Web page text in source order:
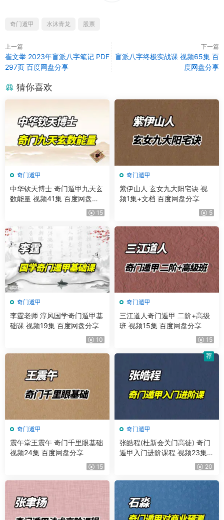
奇门遁甲 水沐青龙 股票
上一篇
崔文举 2023年盲派八字笔记 PDF
297页 百度网盘分享
下一篇
盲派八字终极实战课 视频65集 百
度网盘分享
猜你喜欢
奇门遁甲
中华钦天博士 奇门遁甲九天玄
数能量 视频41集 百度网盘分
15
奇门遁甲
紫伊山人 玄女九大阳宅诀 视
频1集+文档 百度网盘分享
5
奇门遁甲
李霆老师 淳风国学奇门遁甲基
础课 视频19集 百度网盘分享
10
奇门遁甲
三江道人奇门遁甲 二阶+高级
班 视频15集 百度网盘分享
15
奇门遁甲
震午堂王震午 奇门千里眼基础
视频24集 百度网盘分享
15
奇门遁甲
张皓程(杜新会关门高徒) 奇门
遁甲入门进阶课程 视频23集
20
荐